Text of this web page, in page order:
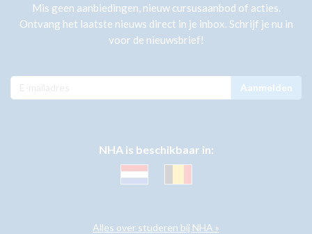
Mis geen aanbiedingen, nieuw cursusaanbod of acties.
Ontvang het laatste nieuws direct in je inbox. Schrijf je nu in
voor de nieuwsbrief!
Aanmelden
NHA is beschikbaar in:
Alles over studeren bij NHA »